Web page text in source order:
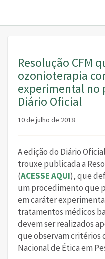
Resolução CFM
ozonioterapia
experimental no
Diário Oficial
10 de julho de 2018
A edição do Diário
trouxe publicada a
(ACESSE AQUI), que
um procedimento que
em caráter
tratamentos médicos
devem ser realizados
que observam critérios
Nacional de Ética em